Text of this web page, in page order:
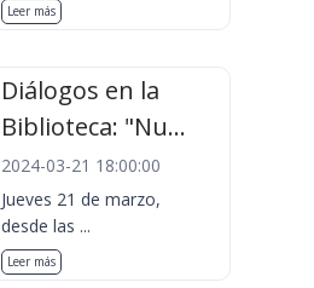
Leer más
Diálogos en la
Biblioteca: "Nu...
2024-03-21 18:00:00
Jueves 21 de marzo,
desde las ...
Leer más